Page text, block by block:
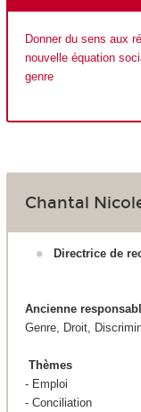
Donner du sens aux
nouvelle équation
genre
Chantal
Directrice de
Ancienne
Genre, Droit,
Thèmes
- Emploi
- Conciliation